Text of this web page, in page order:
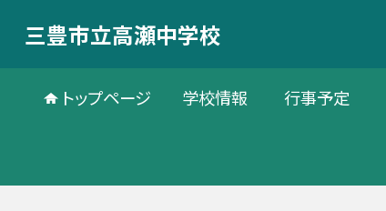
三豊市立高瀬中学校
トップページ 学校情報 行事予定